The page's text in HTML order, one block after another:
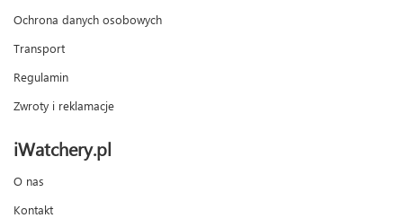
Ochrona danych osobowych
Transport
Regulamin
Zwroty i reklamacje
iWatchery.pl
O nas
Kontakt